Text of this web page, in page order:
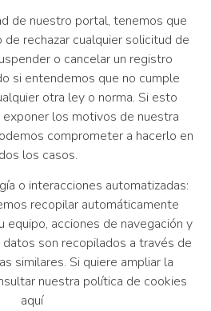
de nuestro portal, tenemos que
rechazar cualquier solicitud de
o cancelar un registro
si entendemos que no cumple
otra ley o norma. Si esto
los motivos de nuestra
comprometer a hacerlo en
los casos.
o interacciones automatizadas:
recopilar automáticamente
acciones de navegación y
son recopilados a través de
similares. Si quiere ampliar la
nuestra política de cookies
aquí